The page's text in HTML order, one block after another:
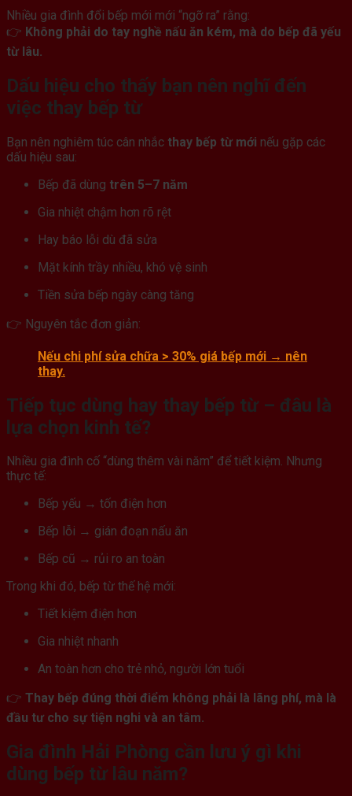
Nhiều gia đình đổi bếp mới mới “ngỡ ra” rằng:
👉 Không phải do tay nghề nấu ăn kém, mà do bếp đã yếu
từ lâu.
Dấu hiệu cho thấy bạn nên nghĩ đến
việc thay bếp từ
Bạn nên nghiêm túc cân nhắc thay bếp từ mới nếu gặp các
dấu hiệu sau:
Bếp đã dùng trên 5–7 năm
Gia nhiệt chậm hơn rõ rệt
Hay báo lỗi dù đã sửa
Mặt kính trầy nhiều, khó vệ sinh
Tiền sửa bếp ngày càng tăng
👉 Nguyên tắc đơn giản:
Nếu chi phí sửa chữa > 30% giá bếp mới → nên
thay.
Tiếp tục dùng hay thay bếp từ – đâu là
lựa chọn kinh tế?
Nhiều gia đình cố “dùng thêm vài năm” để tiết kiệm. Nhưng
thực tế:
Bếp yếu → tốn điện hơn
Bếp lỗi → gián đoạn nấu ăn
Bếp cũ → rủi ro an toàn
Trong khi đó, bếp từ thế hệ mới:
Tiết kiệm điện hơn
Gia nhiệt nhanh
An toàn hơn cho trẻ nhỏ, người lớn tuổi
👉 Thay bếp đúng thời điểm không phải là lãng phí, mà là
đầu tư cho sự tiện nghi và an tâm.
Gia đình Hải Phòng cần lưu ý gì khi
dùng bếp từ lâu năm?